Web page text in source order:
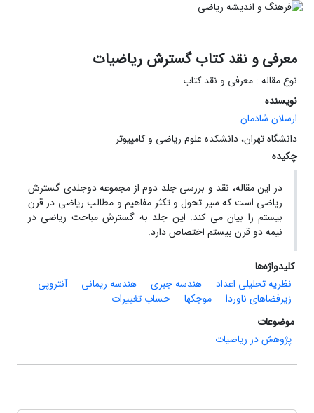
معرفی و نقد کتاب گسترش ریاضیات
نوع مقاله : معرفی و نقد کتاب
نویسنده
ارسلان شادمان
دانشگاه تهران، دانشکده علوم ریاضی و کامپیوتر
چکیده
در این مقاله، نقد و بررسی جلد دوم از مجموعه دوجلدی گسترش
ریاضی است که سیر تحول و تکثر مفاهیم و مطالب ریاضی در قرن
بیستم را بیان می کند. این جلد به گسترش مباحث ریاضی در
نیمه دو قرن بیستم اختصاص دارد.
کلیدواژه‌ها
نظریه تحلیلی اعداد
هندسه جبری هندسه ریمانی
آنتروپی
زیرفضاهای ناوردا
موجکها
حساب تغییرات
موضوعات
پژوهش در ریاضیات